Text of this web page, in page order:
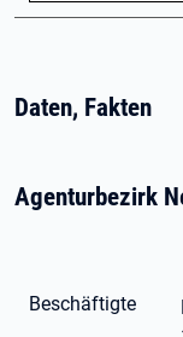
Daten, Fakten
Agenturbezirk
Beschäftigte